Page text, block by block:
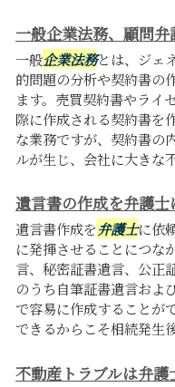
一般企業法務、顧問弁
一般企業法務とは、ジェ
的問題の分析や契約書の
ます。売買契約書やライ
際に作成される契約書を
な業務ですが、契約書の
ルが生じ、会社に大きな
遺言書の作成を弁護士
遺言書作成を弁護士に依
に発揮させることにつな
言、秘密証書遺言、公正
のうち自筆証書遺言およ
で容易に作成することが
できるからこそ相続発生
不動産トラブルは弁護